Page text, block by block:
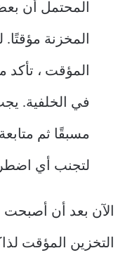
المحتمل أن
المخزنة
المؤقت ،
في الخلفية.
مسبقًا ثم
لتجنب أي
الآن بعد أن
التخزين المؤقت